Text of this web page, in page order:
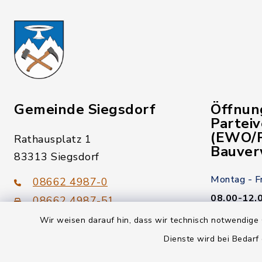
Wir weisen darauf hin, dass wir technisch
Dienste wird bei
Gemeinde Siegsdorf
Rathausplatz 1
83313 Siegsdorf
08662 4987-0
08662 4987-51
gemeinde@siegsdorf.bayern.de
(EWO/
Montag -
08.00-
Donnerstag
14.00-